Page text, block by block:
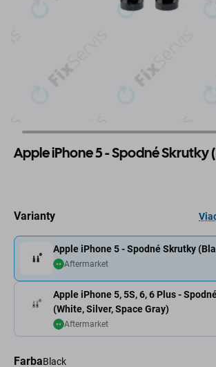
Apple iPhone 5 - Spodné Skrutky
Varianty
Apple iPhone 5, 5S, 6, 6 Plus -
(White, Silver, Space Gray)
Aftermarket
Apple iPhone 5 - Spodné Skrutky
Aftermarket
FarbaBlack